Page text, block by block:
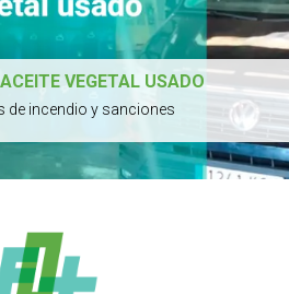
DE NUESTRO TRABAJO...
de incendio y sanciones